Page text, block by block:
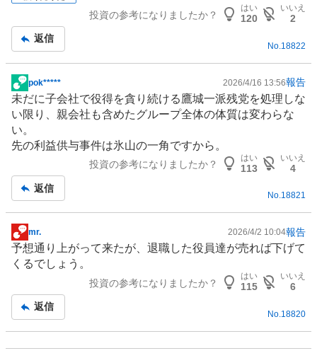
記
投資の参考になりましたか？
はい
120
いいえ
2
返信
No. 18822
掲
示
板
記
事
pok***** 2026/4/16 13:56報告
未だに子会社で役得を貪り続ける鷹城一派残党を処理しな
い限り、親会社も含めたグループ全体の体質は変わらな
い。
先の利益供与事件は氷山の一角ですから。
投資の参考になりましたか？
はい
113
いいえ
4
返信
No.18821
掲
示
板
mr. 2026/4/2 10:04報告
予想通り上がって来たが、退職した役員達が売れば下げて
くるでしょう。
投資の参考になりましたか？
はい
115
いいえ
6
返信
No. 18820